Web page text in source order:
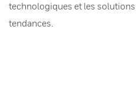
technologiques et les solutions
tendances.